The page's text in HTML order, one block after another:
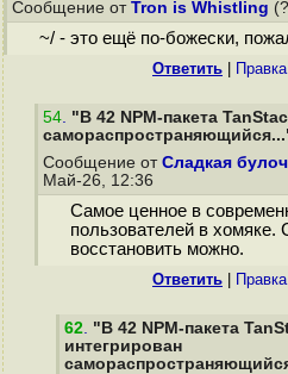
Сообщение от Tron is Whistling
~/ - это ещё по-божески,
Ответить Правка
54. "В 42 NPM-пакета
Сообщение от Сладкая
Май-26, 12:36
Самое ценное в
пользователей в
восстановить можно.
Ответить Правка
62. "В 42 NPM-пакета
интегрирован